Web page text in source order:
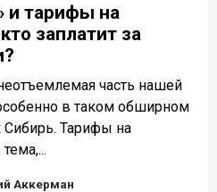
и тарифы на
заплатит за
часть нашей
в таком обширном
Сибирь. Тарифы на
Аккерман